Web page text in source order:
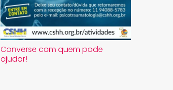
Converse com quem pode
ajudar!